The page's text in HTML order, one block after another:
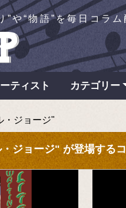
”や“物語”を毎日コラム
ティスト カテゴリー
・ジョージ"
ジョージ" が登場する